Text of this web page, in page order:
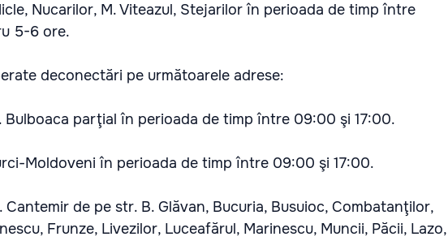
Nucarilor, M. Viteazul, Stejarilor în perioada de timp între
5-6 ore.
deconectări pe următoarele adrese:
Bulboaca parţial în perioada de timp între 09:00 şi 17:00.
Moldoveni în perioada de timp între 09:00 şi 17:00.
Cantemir de pe str. B. Glăvan, Bucuria, Busuioc, Combatanţilor,
Frunze, Livezilor, Luceafărul, Marinescu, Muncii, Păcii, Lazo,